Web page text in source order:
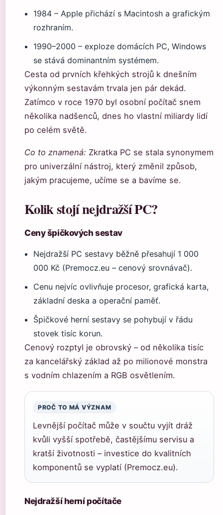
1984 – Apple přichází s Macintosh a grafickým
rozhraním.
1990–2000 – exploze domácích PC, Windows
se stává dominantním systémem.
Cesta od prvních křehkých strojů k dnešním
výkonným sestavám trvala jen pár dekád.
Zatímco v roce 1970 byl osobní počítač snem
několika nadšenců, dnes ho vlastní miliardy lidí
po celém světě.
Co to znamená: Zkratka PC se stala synonymem
pro univerzální nástroj, který změnil způsob,
jakým pracujeme, učíme se a bavíme se.
Kolik stojí nejdražší PC?
Ceny špičkových sestav
Nejdražší PC sestavy běžně přesahují 1 000
000 Kč (Premocz.eu – cenový srovnávač).
Cenu nejvíc ovlivňuje procesor, grafická karta,
základní deska a operační paměť.
Špičkové herní sestavy se pohybují v řádu
stovek tisíc korun.
Cenový rozptyl je obrovský – od několika tisíc
za kancelářský základ až po milionové monstra
s vodním chlazením a RGB osvětlením.
PROČ TO MÁ VÝZNAM
Levnější počítač může v součtu vyjít dráž
kvůli vyšší spotřebě, častějšímu servisu a
kratší životnosti – investice do kvalitních
komponentů se vyplatí (Premocz.eu).
Nejdražší herní počítače